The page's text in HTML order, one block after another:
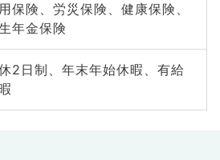
保険、労災保険、健康保険、
年金保険
2日制、年末年始休暇、有給